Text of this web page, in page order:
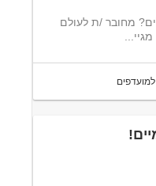
מחובר /ת לעולם